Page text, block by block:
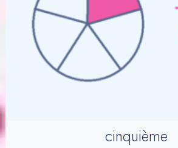
cinquième